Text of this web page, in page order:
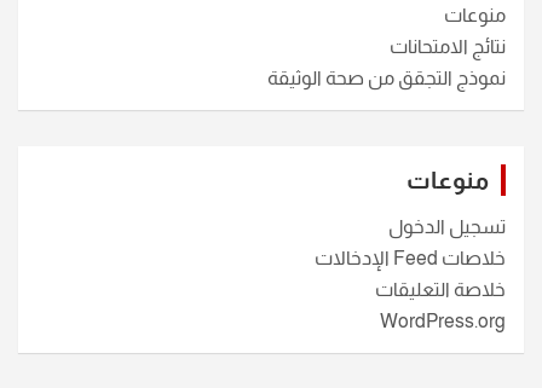
منوعات
نتائج الامتحانات
نموذج التجقق من صحة الوثيقة
منوعات
تسجيل الدخول
خلاصات Feed الإدخالات
خلاصة التعليقات
WordPress.org